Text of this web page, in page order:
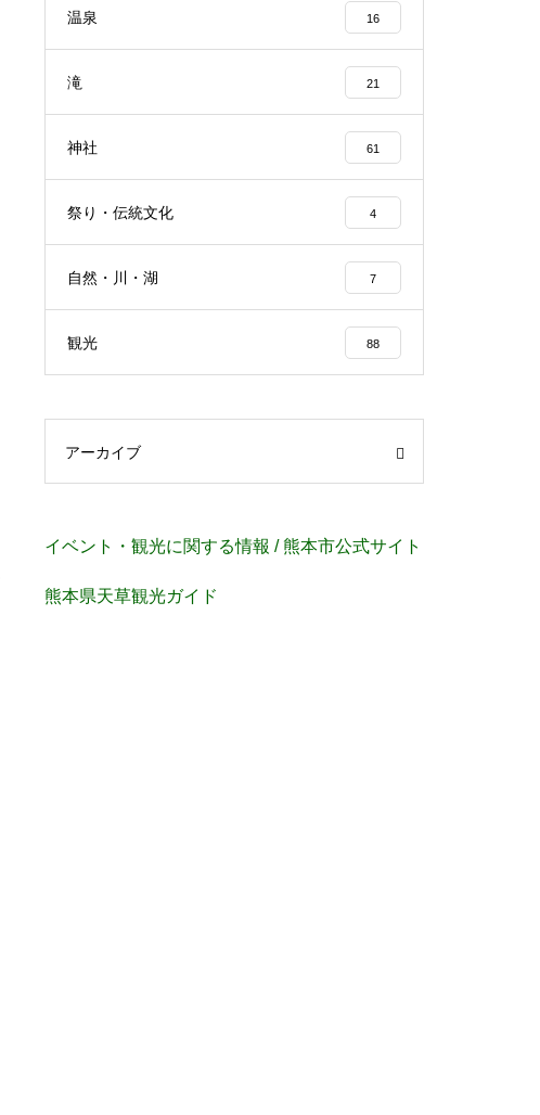
温泉 16
滝 21
神社 61
祭り・伝統文化 4
自然・川・湖 7
観光 88
アーカイブ
イベント・観光に関する情報 / 熊本市公式サイト
熊本県天草観光ガイド